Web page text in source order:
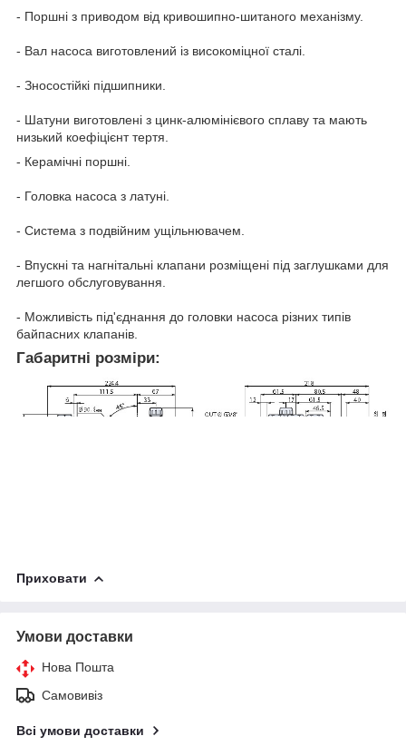
- Поршні з приводом від кривошипно-шитаного механізму.
- Вал насоса виготовлений із високоміцної сталі.
- Зносостійкі підшипники.
- Шатуни виготовлені з цинк-алюмінієвого сплаву та мають
низький коефіцієнт тертя.
- Керамічні поршні.
- Головка насоса з латуні.
- Система з подвійним ущільнювачем.
- Впускні та нагнітальні клапани розміщені під заглушками для
легшого обслуговування.
- Можливість під'єднання до головки насоса різних типів
байпасних клапанів.
Габаритні розміри:
Приховати
Умови доставки
Нова Пошта
Самовивіз
Всі умови доставки